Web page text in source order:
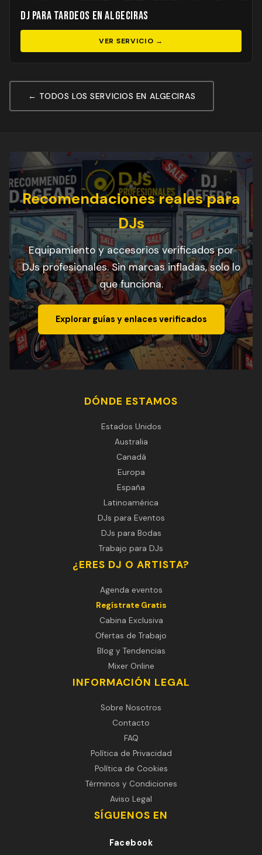
DJ para Tardeos en Algeciras
VER SERVICIO →
← TODOS LOS SERVICIOS EN ALGECIRAS
Recomendaciones reales para
DJs
Equipamiento y accesorios verificados por
DJs profesionales. Sin marcas infladas, solo lo
que funciona.
Explorar guías y enlaces verificados
DÓNDE ESTAMOS
Estados Unidos
Australia
Canadá
Europa
España
Latinoamérica
DJs para Eventos
DJs para Bodas
Trabajo para DJs
¿ERES DJ O ARTISTA?
Agenda eventos
Regístrate Gratis
Cabina Exclusiva
Ofertas de Trabajo
Blog y Tendencias
Mixer Online
INFORMACIÓN LEGAL
Sobre Nosotros
Contacto
FAQ
Política de Privacidad
Política de Cookies
Términos y Condiciones
Aviso Legal
SÍGUENOS EN
Facebook